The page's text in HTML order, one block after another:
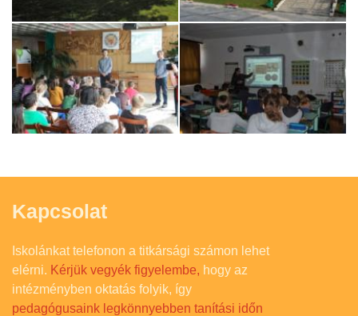
Kapcsolat
Iskolánkat telefonon a titkársági számon lehet
elérni. Kérjük vegyék figyelembe, hogy az
intézményben oktatás folyik, így
pedagógusaink legkönnyebben tanítási időn